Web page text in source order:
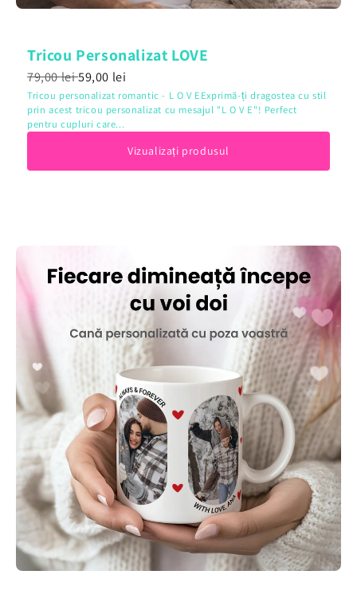
Tricou Personalizat LOVE
79,00 lei59,00 lei
Tricou personalizat romantic - L O V EExprimă-ți dragostea cu stil
prin acest tricou personalizat cu mesajul "L O V E"! Perfect
pentru cupluri care...
Vizualizați produsul